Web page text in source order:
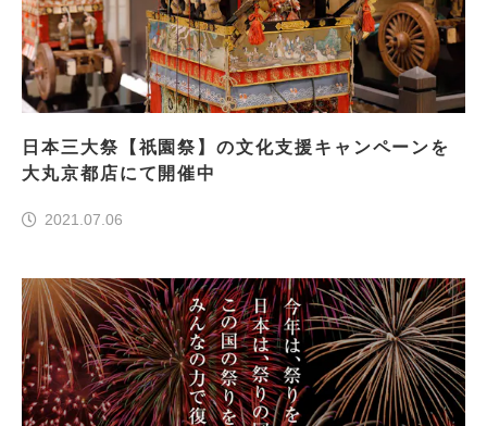
日本三大祭【祇園祭】の文化支援キャンペーンを
大丸京都店にて開催中
2021.07.06